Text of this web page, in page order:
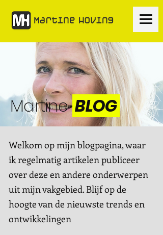
Martine BLOG
Welkom op mijn blogpagina, waar
ik regelmatig artikelen publiceer
over deze en andere onderwerpen
uit mijn vakgebied. Blijf op de
hoogte van de nieuwste trends en
ontwikkelingen